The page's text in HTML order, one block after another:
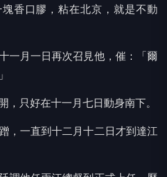
香口膠，粘在北京，就是不動
一月一日再次召見他，催：「爾
，只好在十一月七日動身南下。
，一直到十二月十二日才到達江